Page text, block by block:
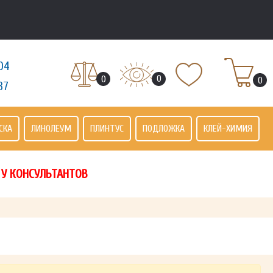
0 0 0
ЛИНОЛЕУМ ПЛИНТУС ПОДЛОЖКА КЛЕЙ-ХИМИЯ
КОНСУЛЬТАНТОВ